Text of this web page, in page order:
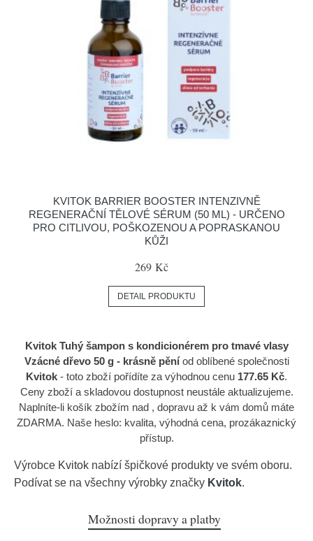
KVITOK BARRIER BOOSTER INTENZIVNĚ
REGENERAČNÍ TĚLOVÉ SÉRUM (50 ML) - URČENO
PRO CITLIVOU, POŠKOZENOU A POPRASKANOU
KŮŽI
269 Kč
DETAIL PRODUKTU
Kvitok Tuhý šampon s kondicionérem pro tmavé vlasy
Vzácné dřevo 50 g - krásně pěníod oblíbené společnosti
Kvitok - toto zboží pořídíte za výhodnou cenu 177.65 Kč.
Ceny zboží a skladovou dostupnost neustále aktualizujeme.
Naplníte-li košík zbožím nad , dopravu až k vám domů máte
ZDARMA. Naše heslo: kvalita, výhodná cena, prozákaznický
přístup.
Výrobce Kvitok nabízí špičkové produkty ve svém oboru.
Podívat se na všechny výrobky značky Kvitok.
Možnosti dopravy a platby